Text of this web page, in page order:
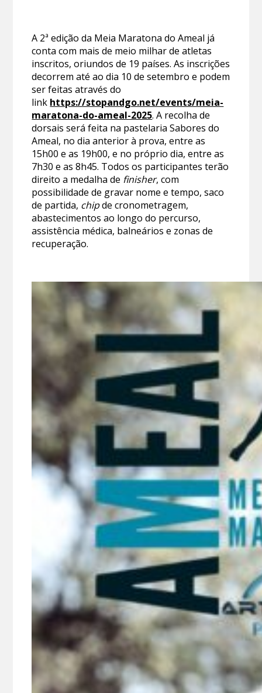
A 2ª edição da Meia Maratona do Ameal já
conta com mais de meio milhar de atletas
inscritos, oriundos de 19 países. As inscrições
decorrem até ao dia 10 de setembro e podem
ser feitas através do
link https://stopandgo.net/events/meia-
maratona-do-ameal-2025. A recolha de
dorsais será feita na pastelaria Sabores do
Ameal, no dia anterior à prova, entre as
15h00 e as 19h00, e no próprio dia, entre as
7h30 e as 8h45. Todos os participantes terão
direito a medalha de finisher, com
possibilidade de gravar nome e tempo, saco
de partida, chipde cronometragem,
abastecimentos ao longo do percurso,
assistência médica, balneários e zonas de
recuperação.